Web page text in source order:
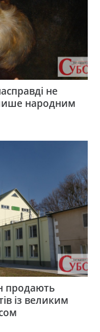
не
народним
продають
із великим